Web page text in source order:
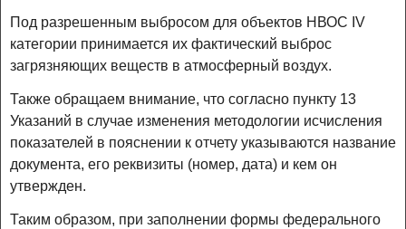
Под разрешенным выбросом для объектов НВОС IV
категории принимается их фактический выброс
загрязняющих веществ в атмосферный воздух.
Также обращаем внимание, что согласно пункту 13
Указаний в случае изменения методологии исчисления
показателей в пояснении к отчету указываются название
документа, его реквизиты (номер, дата) и кем он
утвержден.
Таким образом, при заполнении формы федерального